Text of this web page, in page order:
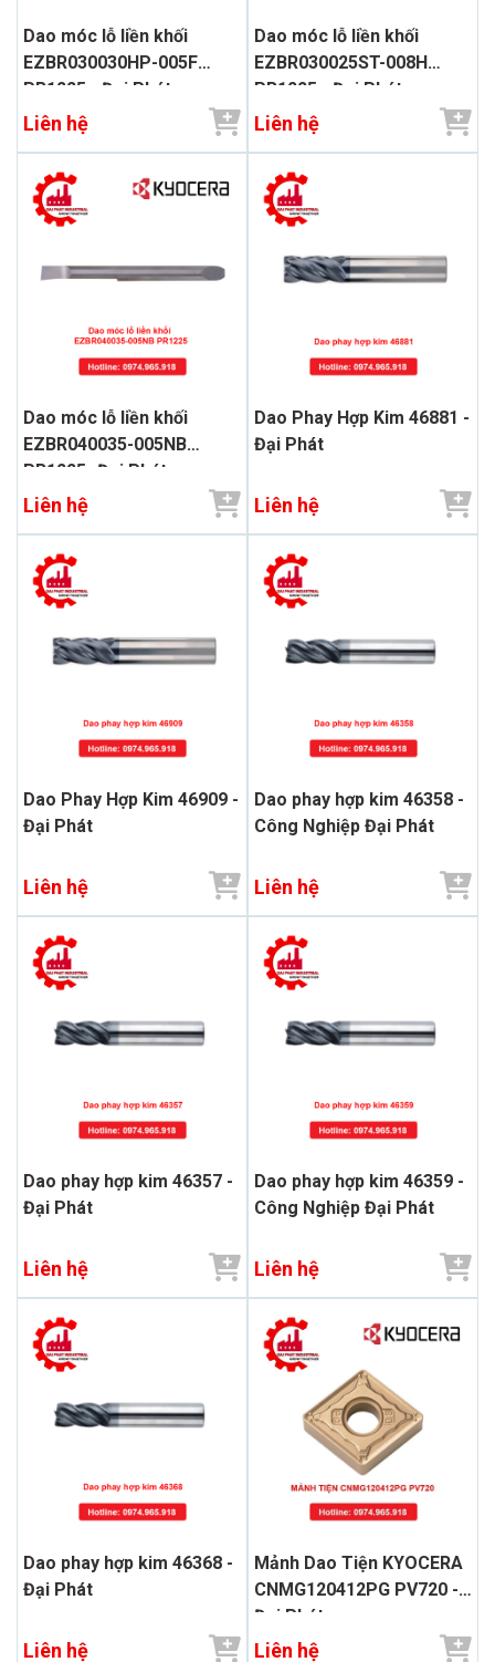
Dao móc lỗ liền khối
EZBR030030HP-005F
PR1225 - Đại Phát
Liên hệ
Dao móc lỗ liền khối
EZBR030025ST-008H
PR1225 - Đại Phát
Liên hệ
Dao móc lỗ liền khối
EZBR040035-005NB
PR1225- Đại Phát
Liên hệ
Dao Phay Hợp Kim 46881 -
Đại Phát
Liên hệ
Dao Phay Hợp Kim 46909 -
Đại Phát
Liên hệ
Dao phay hợp kim 46358 -
Công Nghiệp Đại Phát
Liên hệ
Dao phay hợp kim 46357 -
Đại Phát
Liên hệ
Dao phay hợp kim 46359 -
Công Nghiệp Đại Phát
Liên hệ
Dao phay hợp kim 46368 -
Đại Phát
Liên hệ
Mảnh Dao Tiện KYOCERA
CNMG120412PG PV720 -
Đại Phát
Liên hệ